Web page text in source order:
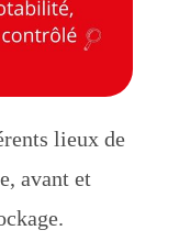
lieux de
avant et